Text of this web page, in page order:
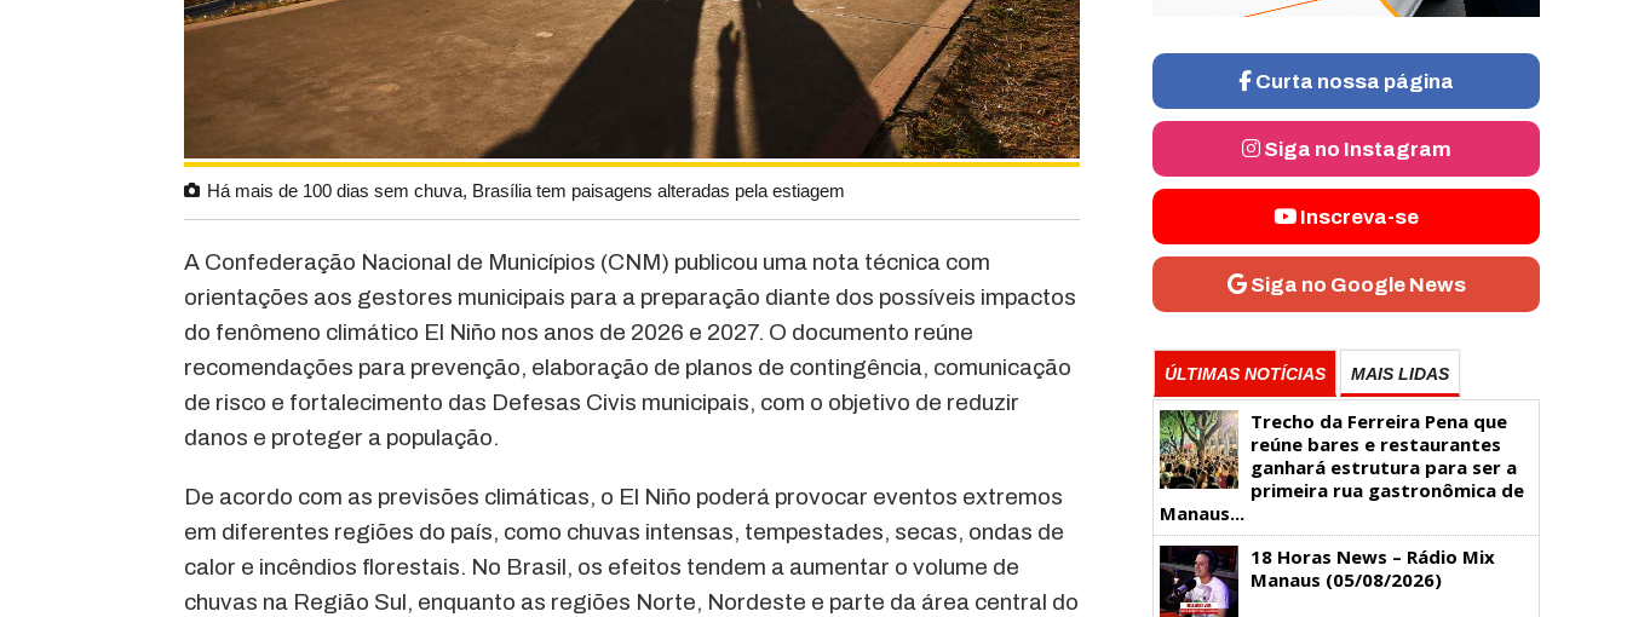
Há mais de 100 dias sem chuva, Brasília tem paisagens alteradas pela estiagem
A Confederação Nacional de Municípios (CNM) publicou uma nota técnica com
orientações aos gestores municipais para a preparação diante dos possíveis impactos
do fenômeno climático El Niño nos anos de 2026 e 2027. O documento reúne
recomendações para prevenção, elaboração de planos de contingência, comunicação
de risco e fortalecimento das Defesas Civis municipais, com o objetivo de reduzir
danos e proteger a população.
De acordo com as previsões climáticas, o El Niño poderá provocar eventos extremos
em diferentes regiões do país, como chuvas intensas, tempestades, secas, ondas de
calor e incêndios florestais. No Brasil, os efeitos tendem a aumentar o volume de
chuvas na Região Sul, enquanto as regiões Norte, Nordeste e parte da área central do
Curta nossa página
Siga no Instagram
Inscreva-se
Siga no Google News
ÚLTIMAS NOTÍCIAS MAIS LIDAS
Trecho da Ferreira Pena que
reúne bares e restaurantes
ganhará estrutura para ser a
primeira rua gastronômica de
Manaus...
18 Horas News​​​​​​​​​​​​ – Rádio Mix
Manaus (05/08/2026)